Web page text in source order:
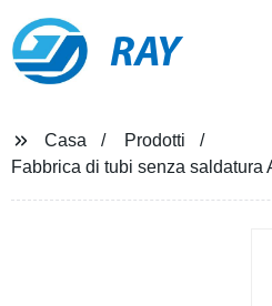
RAY
Casa
Prodotti
Fabbrica di tubi senza